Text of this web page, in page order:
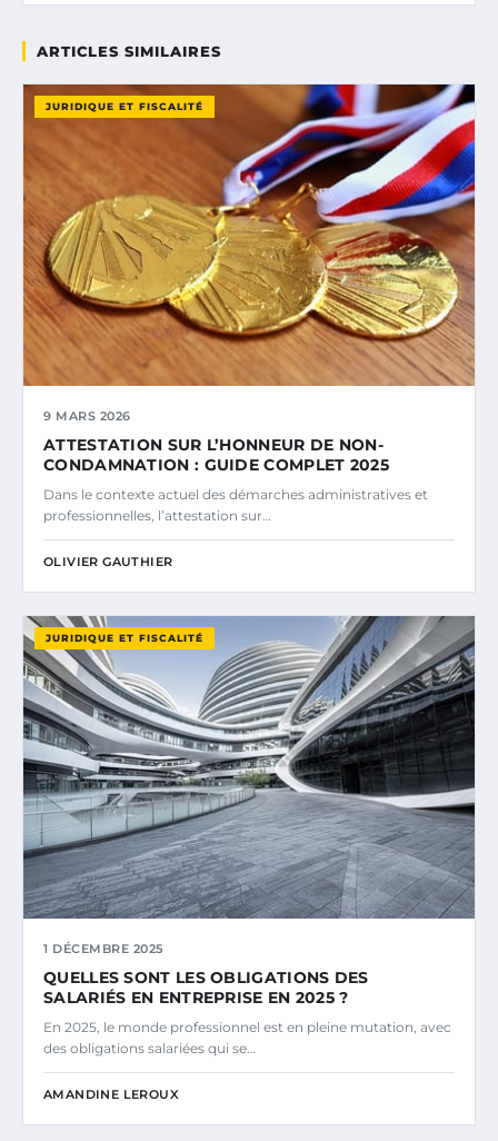
ARTICLES SIMILAIRES
JURIDIQUE ET FISCALITÉ
9 MARS 2026
ATTESTATION SUR L’HONNEUR DE NON-
CONDAMNATION : GUIDE COMPLET 2025
Dans le contexte actuel des démarches administratives et
professionnelles, l’attestation sur…
OLIVIER GAUTHIER
JURIDIQUE ET FISCALITÉ
1 DÉCEMBRE 2025
QUELLES SONT LES OBLIGATIONS DES
SALARIÉS EN ENTREPRISE EN 2025 ?
En 2025, le monde professionnel est en pleine mutation, avec
des obligations salariées qui se…
AMANDINE LEROUX